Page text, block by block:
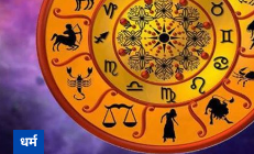
धर्म